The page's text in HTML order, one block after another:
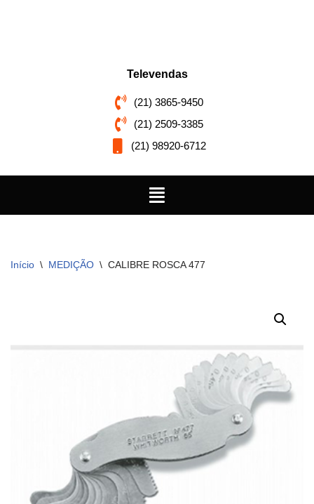
Televendas
(21) 3865-9450
(21) 2509-3385
(21) 98920-6712
Início \ MEDIÇÃO \ CALIBRE ROSCA 477